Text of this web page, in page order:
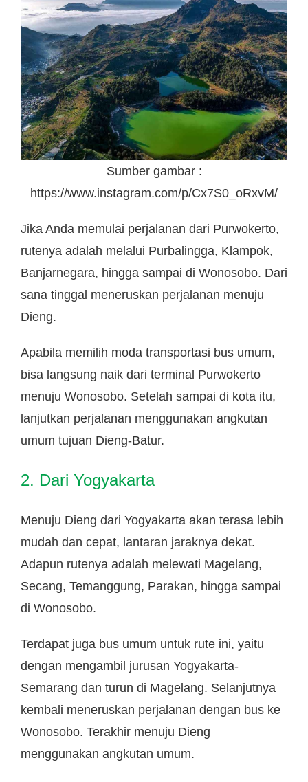
Sumber gambar :
https://www.instagram.com/p/Cx7S0_oRxvM/
Jika Anda memulai perjalanan dari Purwokerto,
rutenya adalah melalui Purbalingga, Klampok,
Banjarnegara, hingga sampai di Wonosobo. Dari
sana tinggal meneruskan perjalanan menuju
Dieng.
Apabila memilih moda transportasi bus umum,
bisa langsung naik dari terminal Purwokerto
menuju Wonosobo. Setelah sampai di kota itu,
lanjutkan perjalanan menggunakan angkutan
umum tujuan Dieng-Batur.
2. Dari Yogyakarta
Menuju Dieng dari Yogyakarta akan terasa lebih
mudah dan cepat, lantaran jaraknya dekat.
Adapun rutenya adalah melewati Magelang,
Secang, Temanggung, Parakan, hingga sampai
di Wonosobo.
Terdapat juga bus umum untuk rute ini, yaitu
dengan mengambil jurusan Yogyakarta-
Semarang dan turun di Magelang. Selanjutnya
kembali meneruskan perjalanan dengan bus ke
Wonosobo. Terakhir menuju Dieng
menggunakan angkutan umum.